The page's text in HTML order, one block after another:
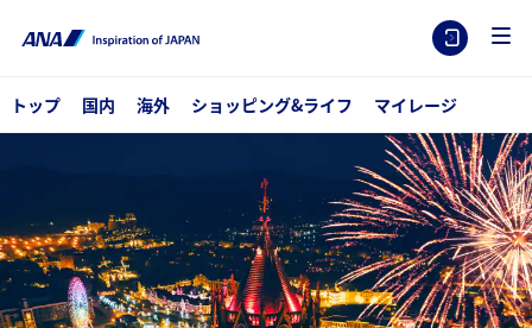
トップ 国内 海外 ショッピング&ライフ マイレージ